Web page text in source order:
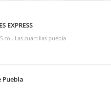
EXPRESS
col. Las cuartillas puebla
Puebla